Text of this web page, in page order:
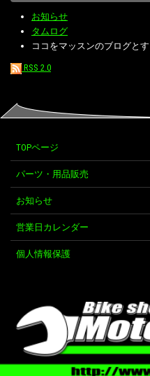
お知らせ
タムログ
ココをマッスンのブログとす
RSS 2.0
TOPページ
パーツ・用品販売
お知らせ
営業日カレンダー
個人情報保護